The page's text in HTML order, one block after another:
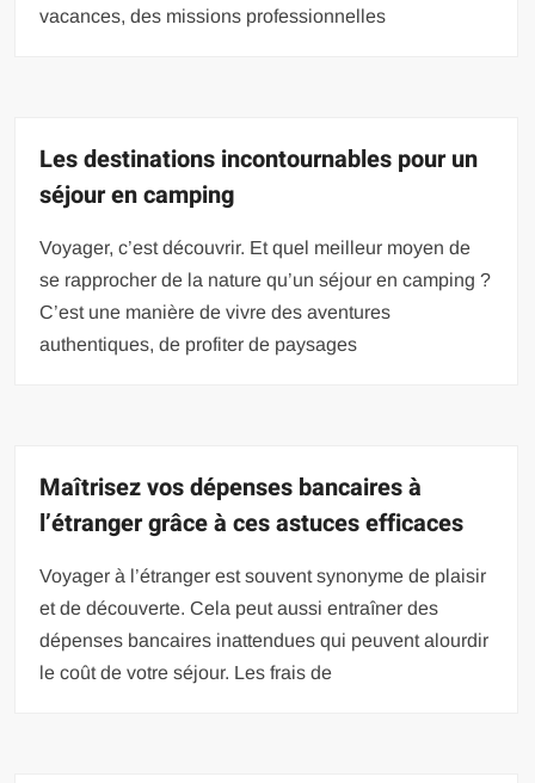
vacances, des missions professionnelles
Les destinations incontournables pour un
séjour en camping
Voyager, c’est découvrir. Et quel meilleur moyen de
se rapprocher de la nature qu’un séjour en camping ?
C’est une manière de vivre des aventures
authentiques, de profiter de paysages
Maîtrisez vos dépenses bancaires à
l’étranger grâce à ces astuces efficaces
Voyager à l’étranger est souvent synonyme de plaisir
et de découverte. Cela peut aussi entraîner des
dépenses bancaires inattendues qui peuvent alourdir
le coût de votre séjour. Les frais de